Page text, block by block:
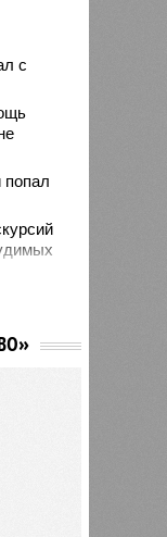
с
попал